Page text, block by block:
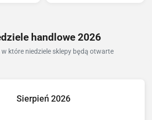
handlowe 2026
które niedziele sklepy będą otwarte
Sierpień 2026